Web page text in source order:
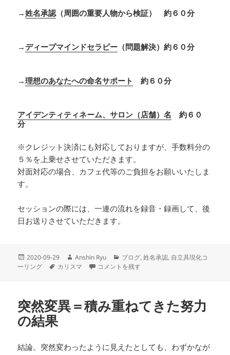
→姓名承認 （周囲の重要人物から検証） 約６０分
→ディープマインドセラピー （問題解決）約６０分
→理想のあなたへの命名サポート 約６０分
アイデンティティネーム、サロン（店舗）名 約６０
分
※クレジット決済にも対応しておりますが、手数料分の
５％を上乗せさせていただきます。
対面対応の場合、カフェ代等のご負担をお願いいたしま
す。
セッションの際には、一連の流れを録音・録画して、後
日お送りさせていただきます。
投
稿
2020-09-29
作
成
Anshin Ryu
カ
テ
ブログ,姓名承認, 自立具現化コ
ーリング
タ
カリスマ ３４画〜カリスマ性 に
コメントを残す
突然変異＝積み重ねてきた努力
の結果
結論。突然変わったように見えたとしても、わずかなが